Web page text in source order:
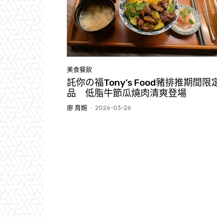
美食餐飲
託你の福Tony’s Food豬排推期間限
品 低脂牛節瓜燒肉清爽登場
廖 育婉 - 2026-03-26